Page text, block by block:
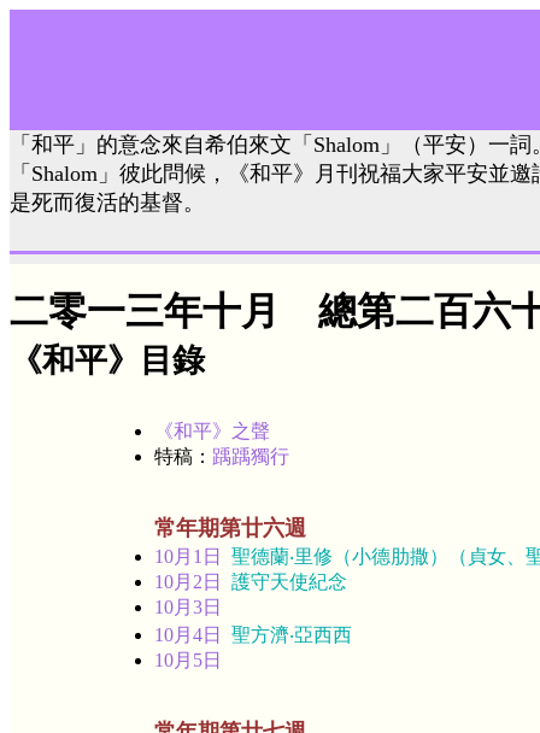
「和平」的意念來自希伯來文「Shalom」（平安）一
「Shalom」彼此問候，《和平》月刊祝福大家平安並
是死而復活的基督。
二零一三年十月 總第二百六
《和平》目錄
《和平》之聲
特稿： 踽踽獨行
常年期第廿六週
10月1日 聖德蘭‧里修（小德肋撒）（貞女、
10月2日 護守天使紀念
10月3日
10月4日 聖方濟‧亞西西
10月5日